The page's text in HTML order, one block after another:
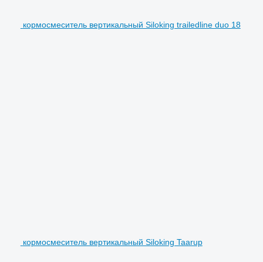
кормосмеситель вертикальный Siloking trailedline duo 18
кормосмеситель вертикальный Siloking Taarup